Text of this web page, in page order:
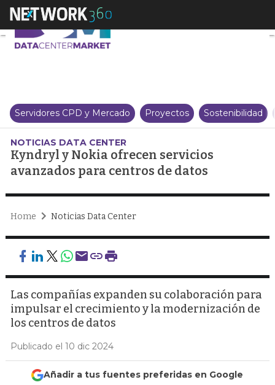
Kyndryl y Nokia ofrecen
Servidores CPD y Mercado Proyectos Sostenibilidad
NOTICIAS DATA CENTER
Kyndryl y Nokia ofrecen servicios
avanzados para centros de datos
Home Noticias Data Center
Las compañías expanden su colaboración para
impulsar el crecimiento y la modernización de
los centros de datos
Publicado el 10 dic 2024
Añadir a tus fuentes preferidas en Google